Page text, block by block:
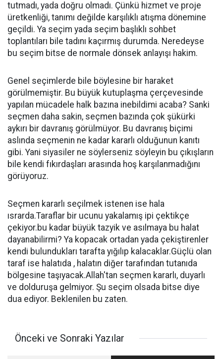
tutmadı, yada doğru olmadı. Çünkü hizmet ve proje
üretkenliği, tanımı değilde karşılıklı atışma dönemine
geçildi. Ya seçim yada seçim başlıklı sohbet
toplantıları bile tadını kaçırmış durumda. Neredeyse
bu seçim bitse de normale dönsek anlayışı hakim.
Genel seçimlerde bile böylesine bir haraket
görülmemiştir. Bu büyük kutuplaşma çerçevesinde
yapılan mücadele halk bazına inebildimi acaba? Sanki
seçmen daha sakin, seçmen bazında çok şükürki
aykırı bir davranış görülmüyor. Bu davranış biçimi
aslında seçmenin ne kadar kararlı olduğunun kanıtı
gibi. Yani siyasiler ne söylerseniz söyleyin bu çıkışların
bile kendi fıkırdaşları arasında hoş karşılanmadığını
görüyoruz.
Seçmen kararlı seçilmek istenen ise hala
ısrarda.Taraflar bir ucunu yakalamış ipi çektikçe
çekiyor.bu kadar büyük tazyik ve asılmaya bu halat
dayanabilirmi? Ya kopacak ortadan yada çekiştirenler
kendi bulundukları tarafta yığılıp kalacaklar.Güçlü olan
taraf ise halatıda , halatın diğer tarafından tutanıda
bölgesine taşıyacak.Allah'tan seçmen kararlı, duyarlı
ve dolduruşa gelmiyor. Şu seçim olsada bitse diye
dua ediyor. Beklenilen bu zaten.
Önceki ve Sonraki Yazılar